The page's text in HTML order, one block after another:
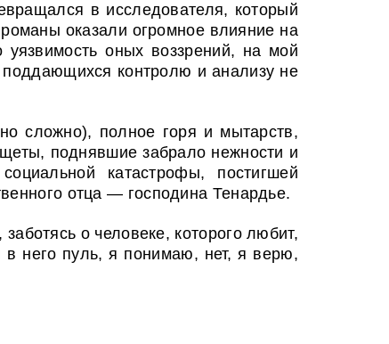
в исследователя, который
оказали огромное влияние на
оных воззрений, на мой
контролю и анализу не
сложно), полное горя и мытарств,
поднявшие забрало нежности и
катастрофы, постигшей
отца — господина Тенардье.
о человеке, которого любит,
в него пуль, я понимаю, нет, я верю,